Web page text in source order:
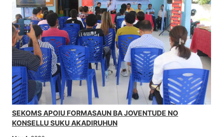
SEKOMS APOIU FORMASAUN BA JOVENTUDE NO
KONSELLU SUKU AKADIRUHUN